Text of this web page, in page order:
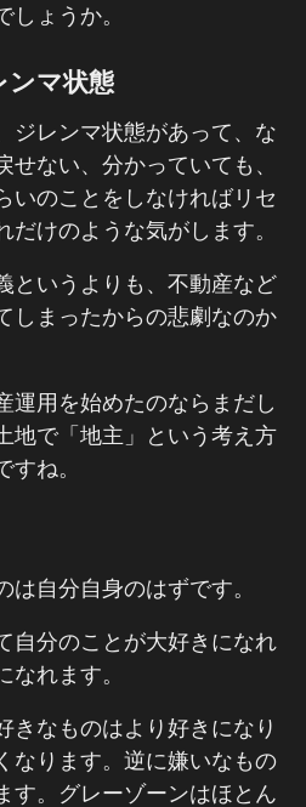
ょうか。
ンマ状態
ジレンマ状態があって、な
ない、分かっていても、
いのことをしなければリセ
だけのような気がします。
というよりも、不動産など
しまったからの悲劇なのか
運用を始めたのならまだし
地で「地主」という考え方
ね。
自分自身のはずです。
自分のことが大好きになれ
れます。
きなものはより好きになり
なります。逆に嫌いなもの
す。グレーゾーンはほとん